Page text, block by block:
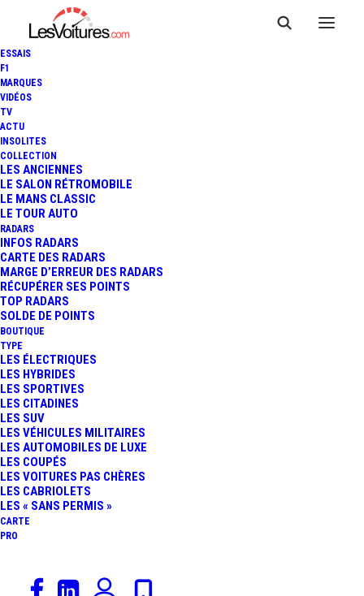
ESSAIS
F1
MARQUES
VIDÉOS
TV
ACTU
INSOLITES
COLLECTION
LES ANCIENNES
LE SALON RÉTROMOBILE
LE MANS CLASSIC
LE TOUR AUTO
RADARS
INFOS RADARS
CARTE DES RADARS
MARGE D’ERREUR DES RADARS
RÉCUPÉRER SES POINTS
TOP RADARS
SOLDE DE POINTS
BOUTIQUE
TYPE
LES ÉLECTRIQUES
LES HYBRIDES
LES SPORTIVES
LES CITADINES
LES SUV
LES VÉHICULES MILITAIRES
LES AUTOMOBILES DE LUXE
LES COUPÉS
LES VOITURES PAS CHÈRES
LES CABRIOLETS
LES « SANS PERMIS »
CARTE
PRO
24 HEURES DU MANS - H+6 :
PORSCHE TIENT LA TÊTE,
2 Minutes
Les 24 Heures du Mans